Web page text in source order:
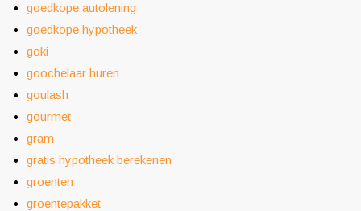
goedkope autolening
goedkope hypotheek
goki
goochelaar huren
goulash
gourmet
gram
gratis hypotheek berekenen
groenten
groentepakket